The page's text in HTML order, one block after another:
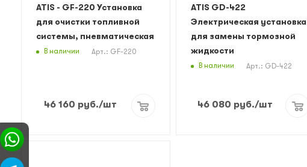
ATIS - GF-220 Установка
для очистки топливной
системы, пневматическая
В наличии Арт.: GF-220
46 160 руб./шт
ATIS GD-422
Электрическая установка
для замены тормозной
жидкости
В наличии Арт.: GD-422
46 080 руб./шт